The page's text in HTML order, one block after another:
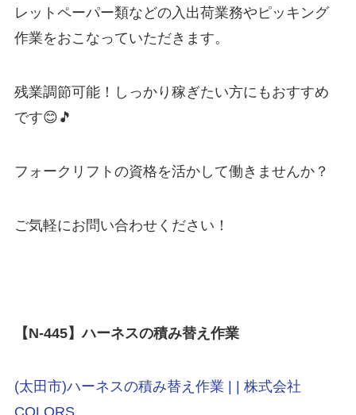
レットペーパー類などの入出荷業務やピッキング
作業をおこなっていただきます。
残業調節可能！しっかり稼ぎたい方にもおすすめ
です😊🎵
フォークリフトの資格を活かして働きませんか？
ご気軽にお問い合わせください！
【N-445】ハーネスの積み替え作業
(太田市)ハーネスの積み替え作業 | | 株式会社